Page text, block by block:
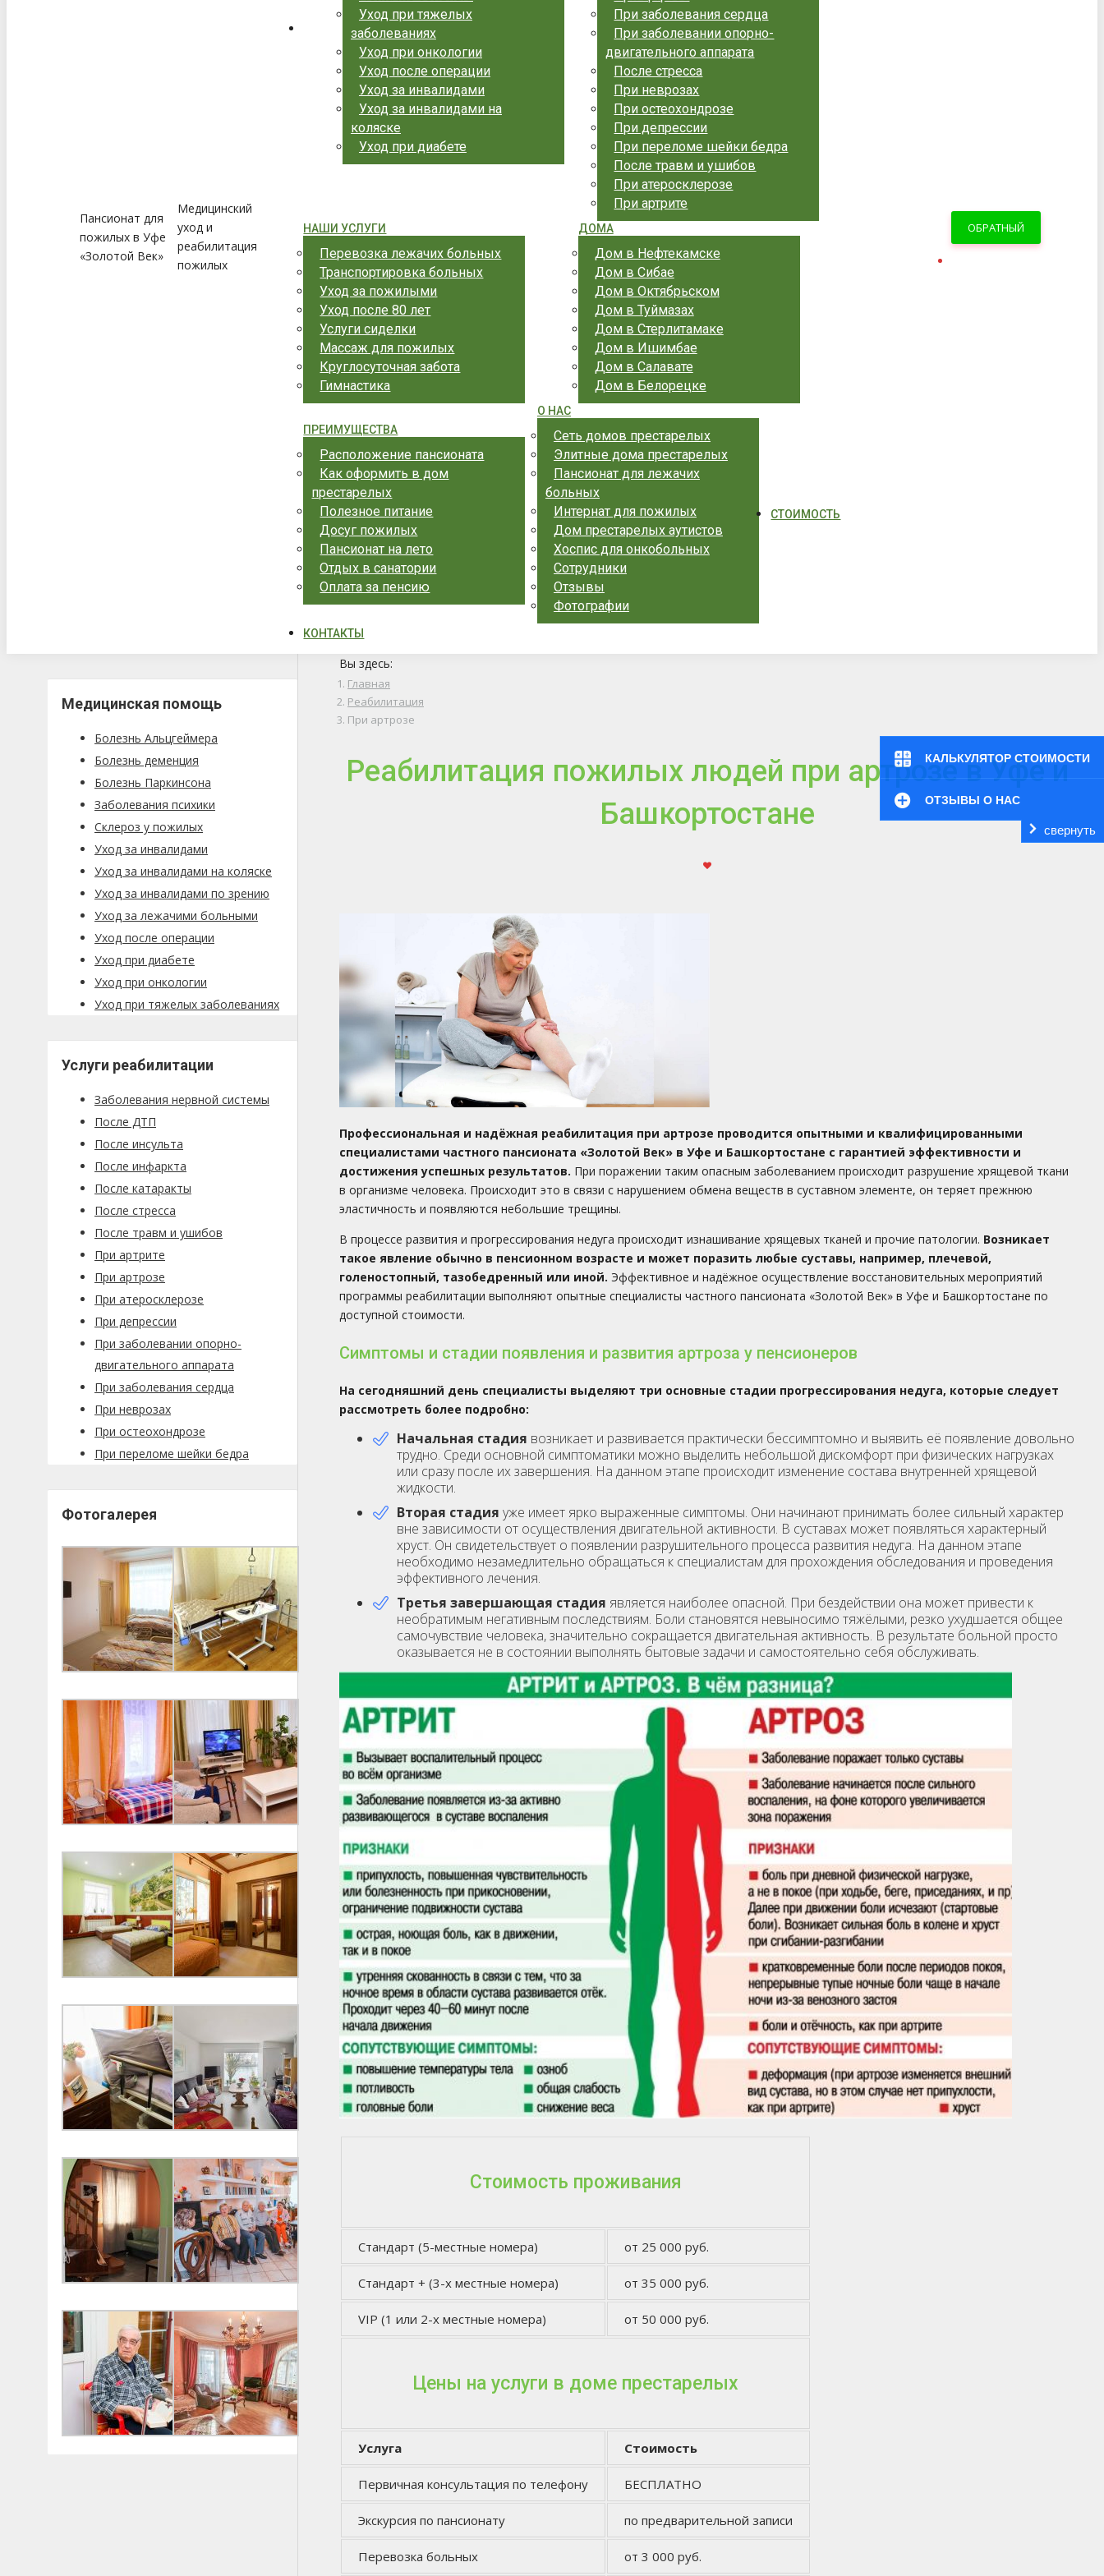
КАЛЬКУЛЯТОР СТОИМОСТИ
ОТЗЫВЫ О НАС
свернуть
Пансионат для
пожилых в Уфе
«Золотой Век»
Медицинский
уход и
реабилитация
пожилых
Уход при тяжелых
заболеваниях
Уход при онкологии
Уход после операции
Уход за инвалидами
Уход за инвалидами на
коляске
Уход при диабете
При заболевания сердца
При заболевании опорно-
двигательного аппарата
После стресса
При неврозах
При остеохондрозе
При депрессии
При переломе шейки бедра
После травм и ушибов
При атеросклерозе
При артрите
НАШИ УСЛУГИ
Перевозка лежачих больных
Транспортировка больных
Уход за пожилыми
Уход после 80 лет
Услуги сиделки
Массаж для пожилых
Круглосуточная забота
Гимнастика
ДОМА
Дом в Нефтекамске
Дом в Сибае
Дом в Октябрьском
Дом в Туймазах
Дом в Стерлитамаке
Дом в Ишимбае
Дом в Салавате
Дом в Белорецке
ПРЕИМУЩЕСТВА
Расположение пансионата
Как оформить в дом
престарелых
Полезное питание
Досуг пожилых
Пансионат на лето
Отдых в санатории
Оплата за пенсию
О НАС
Сеть домов престарелых
Элитные дома престарелых
Пансионат для лежачих
больных
Интернат для пожилых
Дом престарелых аутистов
Хоспис для онкобольных
Сотрудники
Отзывы
Фотографии
СТОИМОСТЬ
КОНТАКТЫ
ОБРАТНЫЙ
Вы здесь:
Главная
Реабилитация
При артрозе
Реабилитация пожилых людей при артрозе в Уфе и
Башкортостане
Профессиональная и надёжная реабилитация при артрозе проводится опытными и квалифицированными
специалистами частного пансионата «Золотой Век» в Уфе и Башкортостане с гарантией эффективности и
достижения успешных результатов. При поражении таким опасным заболеванием происходит разрушение хрящевой ткани
в организме человека. Происходит это в связи с нарушением обмена веществ в суставном элементе, он теряет прежнюю
эластичность и появляются небольшие трещины.
В процессе развития и прогрессирования недуга происходит изнашивание хрящевых тканей и прочие патологии. Возникает
такое явление обычно в пенсионном возрасте и может поразить любые суставы, например, плечевой,
голеностопный, тазобедренный или иной. Эффективное и надёжное осуществление восстановительных мероприятий
программы реабилитации выполняют опытные специалисты частного пансионата «Золотой Век» в Уфе и Башкортостане по
доступной стоимости.
Симптомы и стадии появления и развития артроза у пенсионеров
На сегодняшний день специалисты выделяют три основные стадии прогрессирования недуга, которые следует
рассмотреть более подробно:
Начальная стадия возникает и развивается практически бессимптомно и выявить её появление довольно
трудно. Среди основной симптоматики можно выделить небольшой дискомфорт при физических нагрузках
или сразу после их завершения. На данном этапе происходит изменение состава внутренней хрящевой
жидкости.
Вторая стадия уже имеет ярко выраженные симптомы. Они начинают принимать более сильный характер
вне зависимости от осуществления двигательной активности. В суставах может появляться характерный
хруст. Он свидетельствует о появлении разрушительного процесса развития недуга. На данном этапе
необходимо незамедлительно обращаться к специалистам для прохождения обследования и проведения
эффективного лечения.
Третья завершающая стадия является наиболее опасной. При бездействии она может привести к
необратимым негативным последствиям. Боли становятся невыносимо тяжёлыми, резко ухудшается общее
самочувствие человека, значительно сокращается двигательная активность. В результате больной просто
оказывается не в состоянии выполнять бытовые задачи и самостоятельно себя обслуживать.
Стоимость проживания
Стандарт (5-местные номера) от 25 000 руб.
Стандарт + (3-х местные номера) от 35 000 руб.
VIP (1 или 2-х местные номера) от 50 000 руб.
Цены на услуги в доме престарелых
Услуга Стоимость
Первичная консультация по телефону БЕСПЛАТНО
Экскурсия по пансионату по предварительной записи
Перевозка больных от 3 000 руб.
Медицинская помощь
Болезнь Альцгеймера
Болезнь деменция
Болезнь Паркинсона
Заболевания психики
Склероз у пожилых
Уход за инвалидами
Уход за инвалидами на коляске
Уход за инвалидами по зрению
Уход за лежачими больными
Уход после операции
Уход при диабете
Уход при онкологии
Уход при тяжелых заболеваниях
Услуги реабилитации
Заболевания нервной системы
После ДТП
После инсульта
После инфаркта
После катаракты
После стресса
После травм и ушибов
При артрите
При артрозе
При атеросклерозе
При депрессии
При заболевании опорно-
двигательного аппарата
При заболевания сердца
При неврозах
При остеохондрозе
При переломе шейки бедра
Фотогалерея